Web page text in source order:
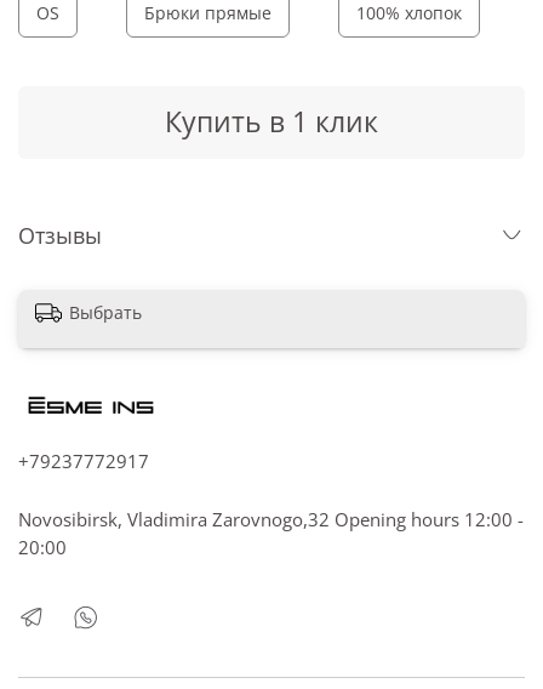
Купить в 1 клик
OS Брюки прямые 100% хлопок
Отзывы
Выбрать
+79237772917
Novosibirsk, Vladimira Zarovnogo,32 Opening hours 12:00 -
20:00